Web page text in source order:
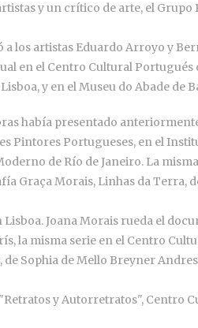
y un crítico de arte, el Grupo
a los artistas Eduardo Arroyo y
en el Centro Cultural Portugués
y en el Museu do Abade de
había presentado
Pintores Portugueses, en el
de Río de Janeiro. La
Graça Morais, Linhas da Terra,
Joana Morais rueda el
la misma serie en el Centro
Sophia de Mello Breyner
y Autorretratos", Centro